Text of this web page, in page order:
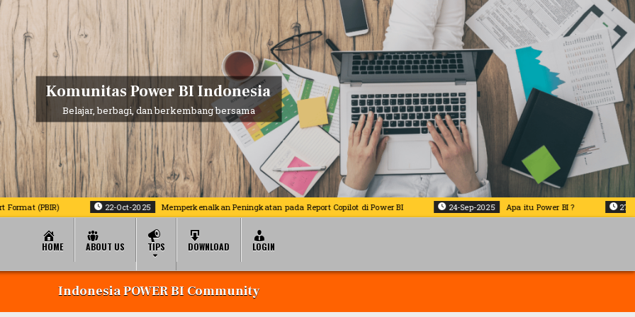
Komunitas Power BI Indonesia
Belajar, berbagi, dan berkembang bersama
22-Oct-2025 Memperkenalkan Peningkatan pada Report Copilot di Power BI 24-Sep-2025 Apa itu Power BI ? 27-Jul-2025
HOME ABOUT US TIPS DOWNLOAD LOGIN
Indonesia POWER BI Community